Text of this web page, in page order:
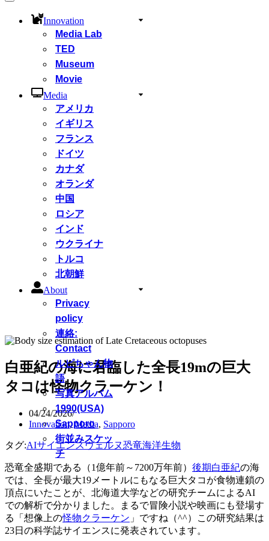
ナ
Innovation
Media Lab
TED
Museum
Movie
Media
アメリカ
イギリス
フランス
ドイツ
カナダ
オランダ
中国
ロシア
インド
ウクライナ
トルコ
北朝鮮
About
Privacy
policy
連絡:
Contact
ルピちゃん物
語
写真アルバム
1990(USA)
Sapporo
街並みスケッ
チ
白亜紀の海に君臨した全長19mの巨大
タコは怪物クラーケン！
04/24/2026
Innovation,Media, Sapporo
タグ:AIサイエンスヴェルヌ恐竜海洋生物
恐竜全盛期である（1億年前～7200万年前） 後期白亜紀の海
では、全長が最大19メートルにもなる巨大タコが食物連鎖の
頂点にいたことが、北海道大学などの研究チームによるAI
での解析で分かりました。まるで冒険小説や映画にも登場す
る「想像上の怪物クラーケン 」ですね（^^）この研究結果は
23日の科学誌サイエンスに発表されています。